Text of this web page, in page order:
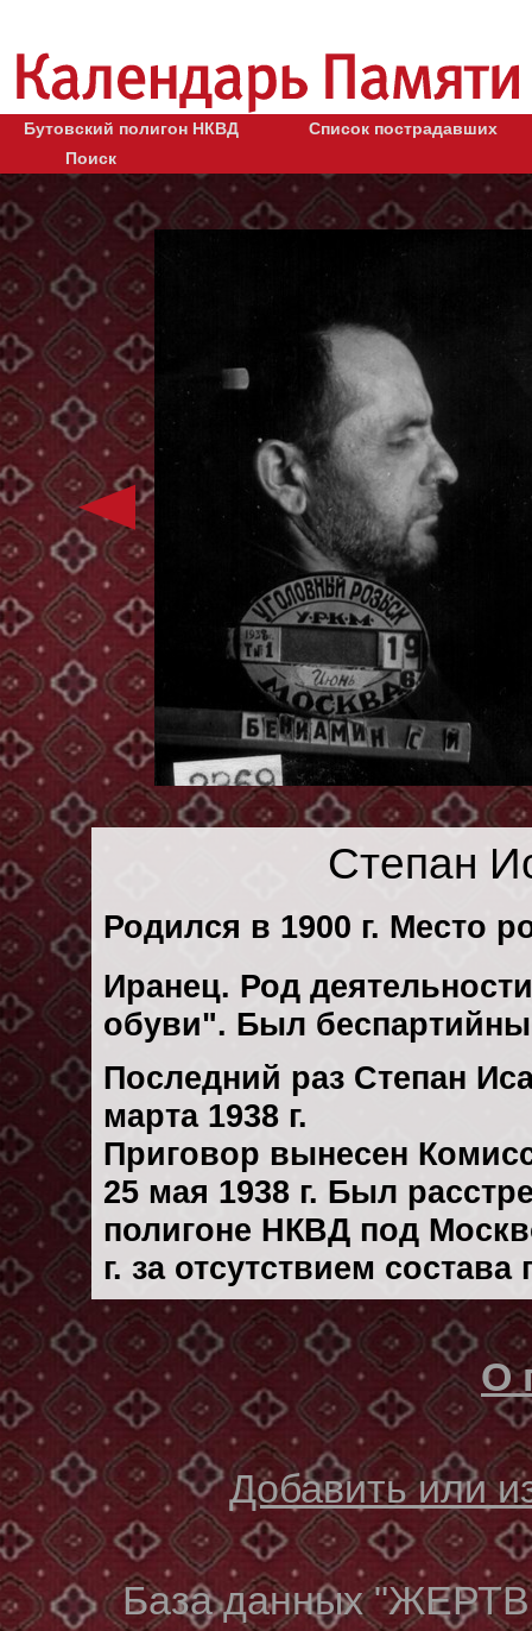
Бутовский полигон НКВД
Список пострадавших
Поиск
Степан
Родился в 1900 г. Место
Иранец. Род
обуви". Был
Последний раз Степан
марта 1938 г.
Приговор вынесен
25 мая 1938 г. Был
полигоне НКВД под
г. за отсутствием
О
Добавить или
База данных